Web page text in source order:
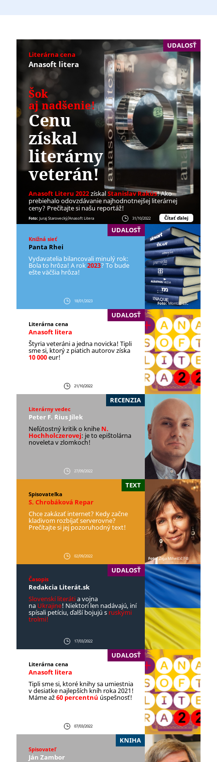
UDALOSŤ
Literárna cena
Anasoft litera
Šok
aj nadšenie!
Cenu
získal
literárny
veterán!
Anasoft Literu 2022získalStanislav Rakús! Ako
prebiehalo odovzdávanie najhodnotnejšej literárnej
ceny? Prečítajte si našu reportáž!
31/10/2022 Čítať ďalej
Foto: Juraj Starovecký/Anasoft Litera
UDALOSŤ
Knižná sieť
Panta Rhei
Vydavatelia bilancovali minulý rok:
Bola to hrôza! A rok2023? To bude
ešte väčšia hrôza!
18/01/2023 Foto:Montáž LIC
UDALOSŤ
Literárna cena
Anasoft litera
Štyria veteráni a jedna novicka! Tipli
sme si, ktorý z piatich autorov získa
10 000eur!
21/10/2022
RECENZIA
Literárny vedec
Peter F. ´Rius Jílek
Neľútostný kritik o knihe N.
Hochholczerovej: je to epištolárna
noveleta v zlomkoch!
27/09/2022
TEXT
Spisovateľka
S. Chrobáková Repar
Chce zakázať internet? Kedy začne
kladivom rozbíjať serverovne?
Prečítajte si jej pozoruhodný text!
02/09/2022 Foto:Žiga Mihelčič/FB
UDALOSŤ
Časopis
Redakcia Literát.sk
Slovenskí literátia vojna
na Ukrajine! Niektorí len nadávajú, iní
spísali petíciu, ďalší bojujú s ruskými
trolmi!
17/03/2022
UDALOSŤ
Literárna cena
Anasoft litera
Tipli sme si, ktoré knihy sa umiestnia
v desiatke najlepších kníh roka 2021!
Máme až60 percentnú úspešnosť!
07/03/2022
KNIHA
Spisovateľ
Ján Zambor